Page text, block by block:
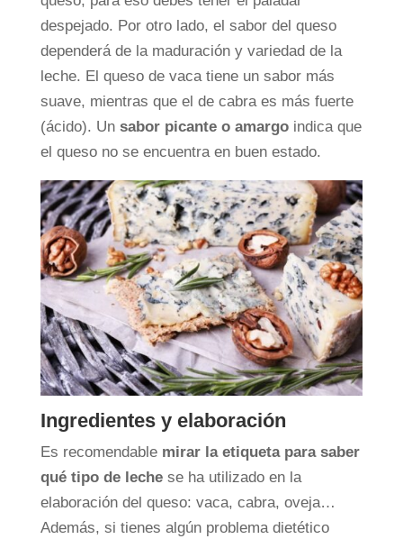
despejado. Por otro lado, el sabor del queso
dependerá de la maduración y variedad de la
leche. El queso de vaca tiene un sabor más
suave, mientras que el de cabra es más fuerte
(ácido). Un sabor picante o amargoindica que
el queso no se encuentra en buen estado.
Ingredientes y elaboración
Es recomendable mirar la etiqueta para saber
qué tipo de lechese ha utilizado en la
elaboración del queso: vaca, cabra, oveja…
Además, si tienes algún problema dietético